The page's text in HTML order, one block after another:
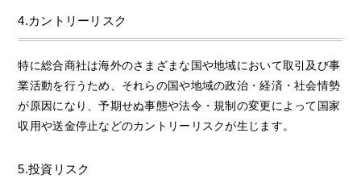
4.カントリーリスク
特に総合商社は海外のさまざまな国や地域において取引及び事
業活動を行うため、それらの国や地域の政治・経済・社会情勢
が原因になり、予期せぬ事態や法令・規制の変更によって国家
収用や送金停止などのカントリーリスクが生じます。
5.投資リスク